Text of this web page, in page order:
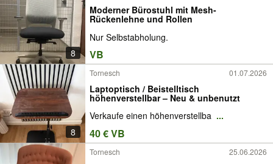
8
Moderner Bürostuhl mit Mesh-
Rückenlehne und Rollen
Nur Selbstabholung.
VB
8
Tornesch 01.07.2026
Laptoptisch / Beistelltisch
höhenverstellbar – Neu & unbenutzt
Verkaufe einen höhenverstellba ...
40 € VB
Tornesch 25.06.2026